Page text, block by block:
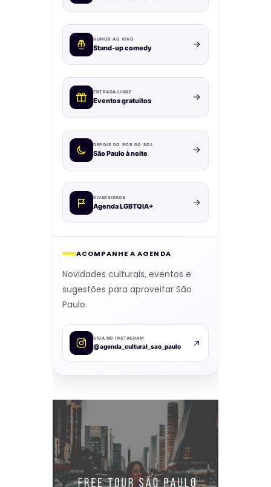
HUMOR AO VIVO
Stand-up comedy
ENTRADA LIVRE
Eventos gratuitos
DEPOIS DO PÔR DO SOL
São Paulo à noite
DIVERSIDADE
Agenda LGBTQIA+
ACOMPANHE A AGENDA
Novidades culturais, eventos e
sugestões para aproveitar São
Paulo.
SIGA NO INSTAGRAM
@agenda_cultural_sao_paulo